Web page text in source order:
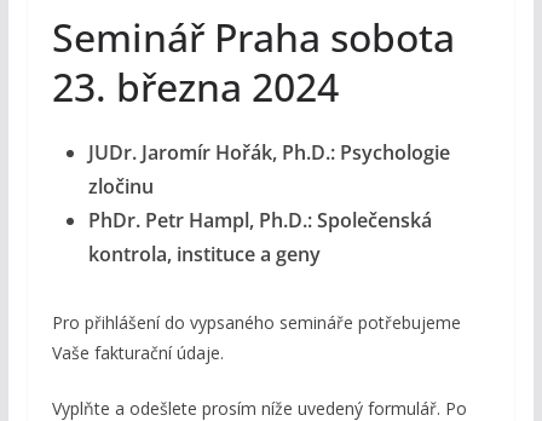
Seminář Praha sobota
23. března 2024
JUDr. Jaromír Hořák, Ph.D.: Psychologie
zločinu
PhDr. Petr Hampl, Ph.D.: Společenská
kontrola, instituce a geny
Pro přihlášení do vypsaného semináře potřebujeme
Vaše fakturační údaje.
Vyplňte a odešlete prosím níže uvedený formulář. Po